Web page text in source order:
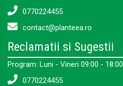
0770224455
contact@planteea.ro
Reclamatii si Sugestii
Program: Luni - Vineri 09:00 - 18:00
0770224455